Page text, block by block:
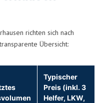
richten sich nach
Übersicht:
Typischer
Preis (inkl. 3
Helfer, LKW,